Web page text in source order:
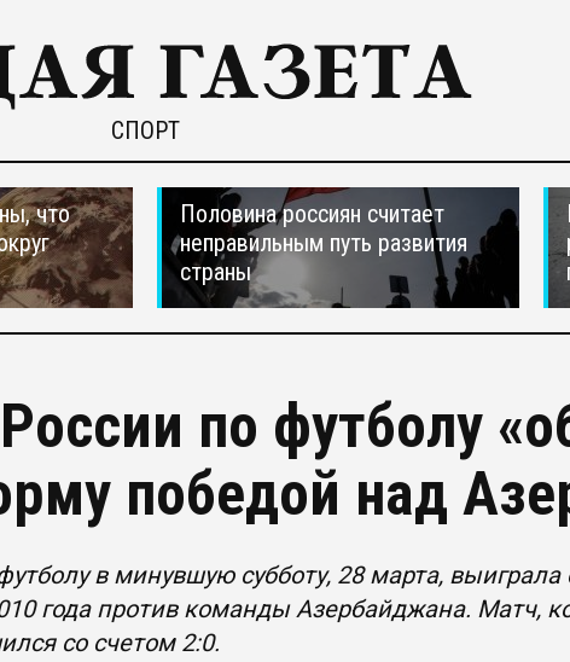
СПОРТ
что
Половина россиян считает
неправильным путь развития
страны
по футболу
победой над
в минувшую субботу, 28 марта,
года против команды Азербайджана. Матч,
со счетом 2:0.